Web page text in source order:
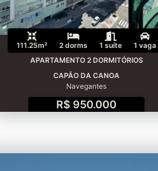
111.25m² 2 dorms 1 suíte
1 vaga
APARTAMENTO 2 DORMITÓRIOS
CAPÃO DA CANOA
Navegantes
R$ 950.000